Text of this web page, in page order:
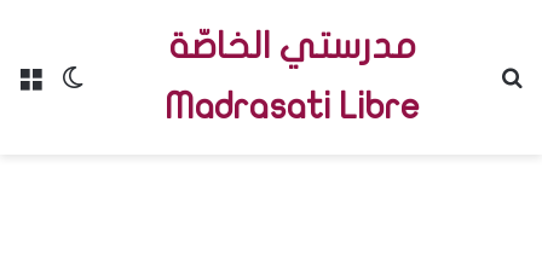
Menu
مدرستي الخاصّة
Madrasati Libre